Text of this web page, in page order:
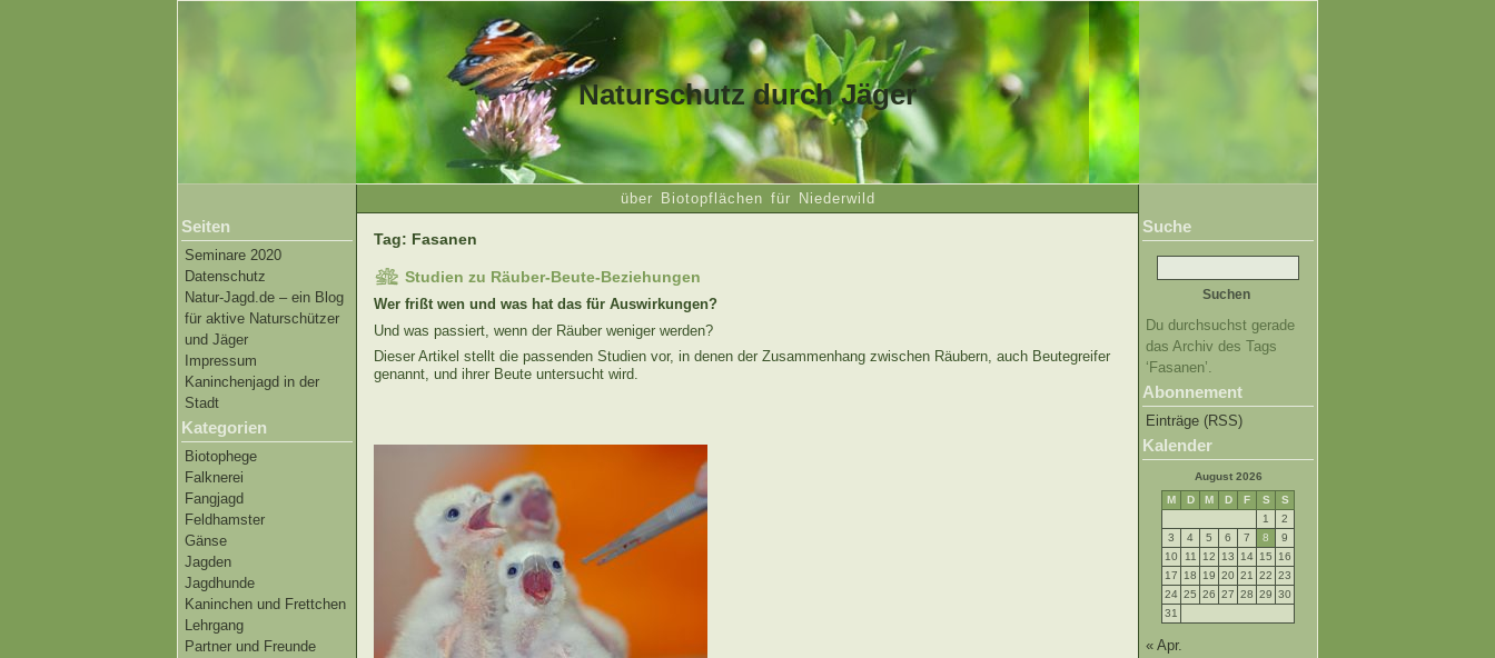
Naturschutz durch Jäger
über Biotopflächen für Niederwild
Seiten
Seminare 2020
Datenschutz
Natur-Jagd.de – ein Blog
für aktive Naturschützer
und Jäger
Impressum
Kaninchenjagd in der
Stadt
Kategorien
Biotophege
Falknerei
Fangjagd
Feldhamster
Gänse
Jagden
Jagdhunde
Kaninchen und Frettchen
Lehrgang
Partner und Freunde
Suche
Du durchsuchst gerade
das Archiv des Tags
‘Fasanen’.
Abonnement
Einträge (RSS)
Kalender
August 2026
M
D M D F S
S
1
2
3
4 5 6 7 8
9
10
11 12 13 14 15
16
17
18 19 20 21 22 23
24 25 26 27 28 29 30
31
« Apr.
Tag: Fasanen
Studien zu Räuber-Beute-Beziehungen
Wer frißt wen und was hat das für Auswirkungen?
Und was passiert, wenn der Räuber weniger werden?
Dieser Artikel stellt die passenden Studien vor, in denen der Zusammenhang zwischen Räubern, auch Beutegreifer
genannt, und ihrer Beute untersucht wird.